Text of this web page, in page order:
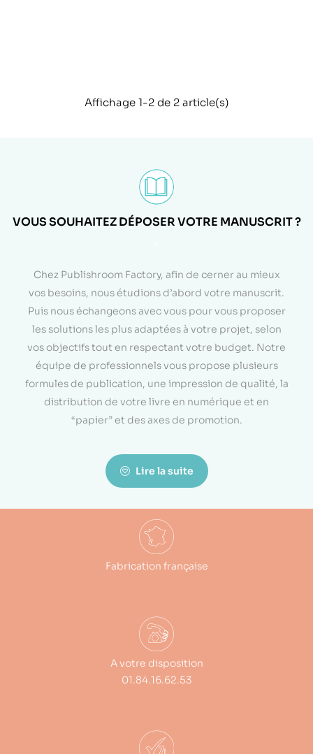
Affichage 1-2 de 2 article(s)
VOUS SOUHAITEZ DÉPOSER VOTRE MANUSCRIT ?
Chez Publishroom Factory, afin de cerner au mieux
vos besoins, nous étudions d’abord votre manuscrit.
Puis nous échangeons avec vous pour vous proposer
les solutions les plus adaptées à votre projet, selon
vos objectifs tout en respectant votre budget. Notre
équipe de professionnels vous propose plusieurs
formules de publication, une impression de qualité, la
distribution de votre livre en numérique et en
“papier” et des axes de promotion.
Lire la suite
Fabrication française
A votre disposition
01.84.16.62.53